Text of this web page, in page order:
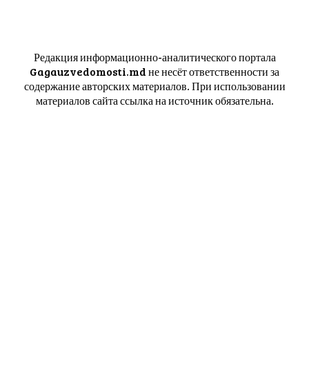
Редакция информационно-аналитического портала
Gagauzvedomosti.md не несёт ответственности за
содержание авторских материалов. При использовании
материалов сайта ссылка на источник обязательна.